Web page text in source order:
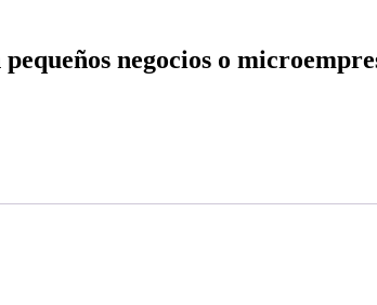
negocios o